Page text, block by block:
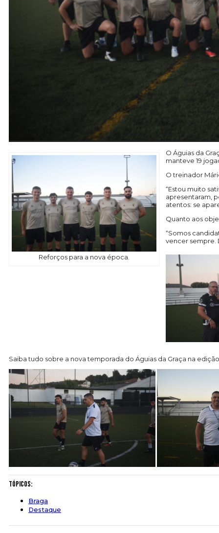
Reforços para a nova época.
O Águias da
manteve 19
O treinador
“Estou muito
apresentaram,
atentos: se
Quanto aos
“Somos
vencer sempre.
Saiba tudo sobre a nova temporada do Águias da Graça na
Tópicos:
Braga
Destaque